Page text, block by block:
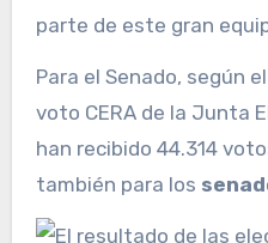
parte de este gran
Para el Senado, según
voto CERA de la Junta
han recibido 44.314
también para los